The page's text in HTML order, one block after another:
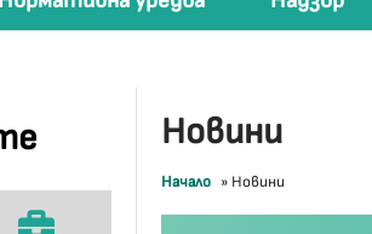
Новини
Начало » Новини